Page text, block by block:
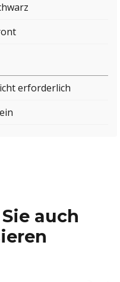
erforderlich
auch